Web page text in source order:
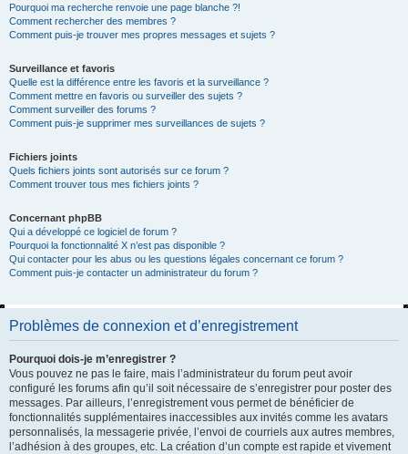
Pourquoi ma recherche renvoie une page blanche ?!
Comment rechercher des membres ?
Comment puis-je trouver mes propres messages et sujets ?
Surveillance et favoris
Quelle est la différence entre les favoris et la surveillance ?
Comment mettre en favoris ou surveiller des sujets ?
Comment surveiller des forums ?
Comment puis-je supprimer mes surveillances de sujets ?
Fichiers joints
Quels fichiers joints sont autorisés sur ce forum ?
Comment trouver tous mes fichiers joints ?
Concernant phpBB
Qui a développé ce logiciel de forum ?
Pourquoi la fonctionnalité X n’est pas disponible ?
Qui contacter pour les abus ou les questions légales concernant ce forum ?
Comment puis-je contacter un administrateur du forum ?
Problèmes de connexion et d’enregistrement
Pourquoi dois-je m’enregistrer ?
Vous pouvez ne pas le faire, mais l’administrateur du forum peut avoir
configuré les forums afin qu’il soit nécessaire de s’enregistrer pour poster des
messages. Par ailleurs, l’enregistrement vous permet de bénéficier de
fonctionnalités supplémentaires inaccessibles aux invités comme les avatars
personnalisés, la messagerie privée, l’envoi de courriels aux autres membres,
l’adhésion à des groupes, etc. La création d’un compte est rapide et vivement